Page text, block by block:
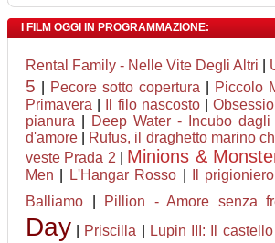
I FILM OGGI IN PROGRAMMAZIONE:
Rental Family - Nelle Vite Degli Altri
5 Pecore sotto copertura Piccolo
Primavera
Il filo nascosto|
pianura
Deep Water - Incubo dagli
d'amore
Rufus, il draghetto marino
veste Prada 2
Minions &
Men
L'Hangar Rosso Il prigioniero
Balliamo
Pillion - Amore senza
Day
Priscilla Lupin III: Il